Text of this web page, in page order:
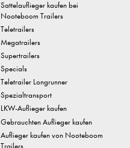
Sattelauflieger kaufen bei
Nooteboom Trailers
Teletrailers
Megatrailers
Supertrailers
Specials
Teletrailer Longrunner
Spezialtransport
LKW-Auflieger kaufen
Gebrauchten Auflieger kaufen
Auflieger kaufen von Nooteboom
Trailers